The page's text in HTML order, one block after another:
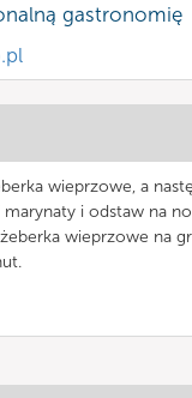
gastronomię
wieprzowe, a
marynaty i odstaw na
wieprzowe na